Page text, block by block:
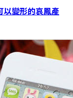
以變形的哀鳳產